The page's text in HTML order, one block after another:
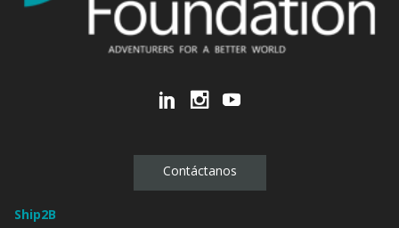
Contáctanos
Ship2B